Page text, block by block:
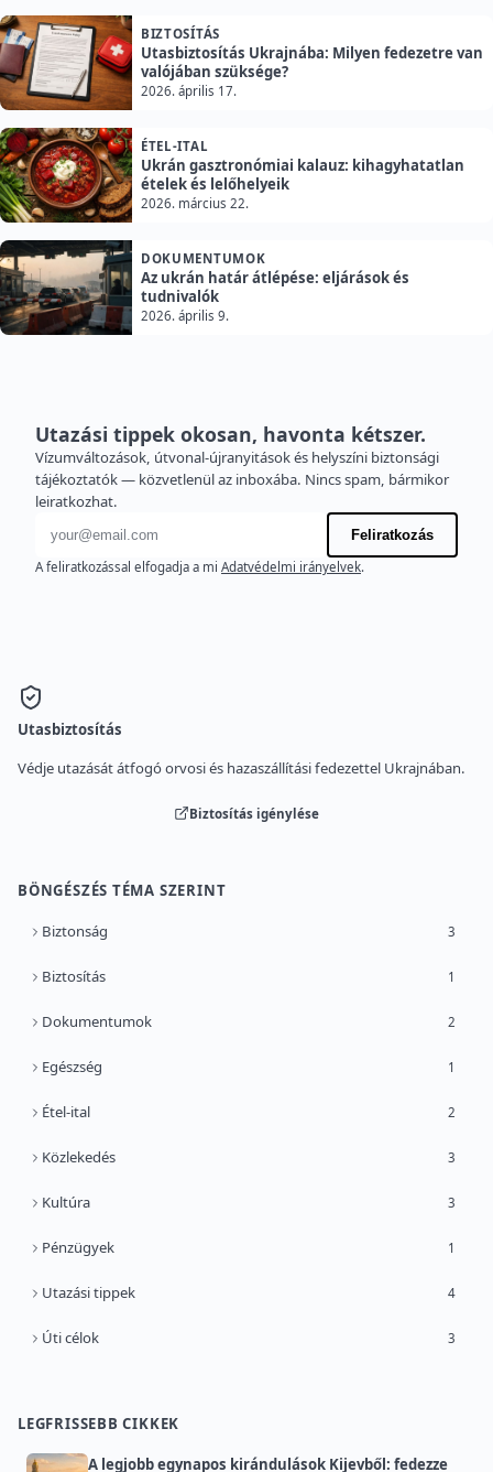
BIZTOSÍTÁS
Utasbiztosítás Ukrajnába: Milyen fedezetre van
valójában szüksége?
2026. április 17.
ÉTEL-ITAL
Ukrán gasztronómiai kalauz: kihagyhatatlan
ételek és lelőhelyeik
2026. március 22.
DOKUMENTUMOK
Az ukrán határ átlépése: eljárások és
tudnivalók
2026. április 9.
Utazási tippek okosan, havonta kétszer.
Vízumváltozások, útvonal-újranyitások és helyszíni biztonsági
tájékoztatók — közvetlenül az inboxába. Nincs spam, bármikor
leiratkozhat.
E-mail cím
Feliratkozás
A feliratkozással elfogadja a mi Adatvédelmi irányelvek.
Utasbiztosítás
Védje utazását átfogó orvosi és hazaszállítási fedezettel Ukrajnában.
Biztosítás igénylése
BÖNGÉSZÉS TÉMA SZERINT
Biztonság 3
Biztosítás 1
Dokumentumok 2
Egészség 1
Étel-ital 2
Közlekedés 3
Kultúra 3
Pénzügyek 1
Utazási tippek 4
Úti célok 3
LEGFRISSEBB CIKKEK
A legjobb egynapos kirándulások Kijevből: fedezze